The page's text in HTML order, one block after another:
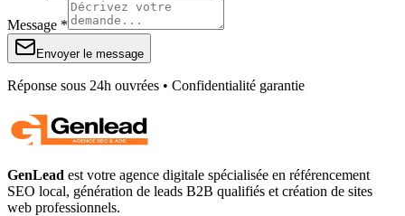
Message *
Envoyer le message
Réponse sous 24h ouvrées • Confidentialité garantie
GenLead est votre agence digitale spécialisée en référencement
SEO local, génération de leads B2B qualifiés et création de sites
web professionnels.